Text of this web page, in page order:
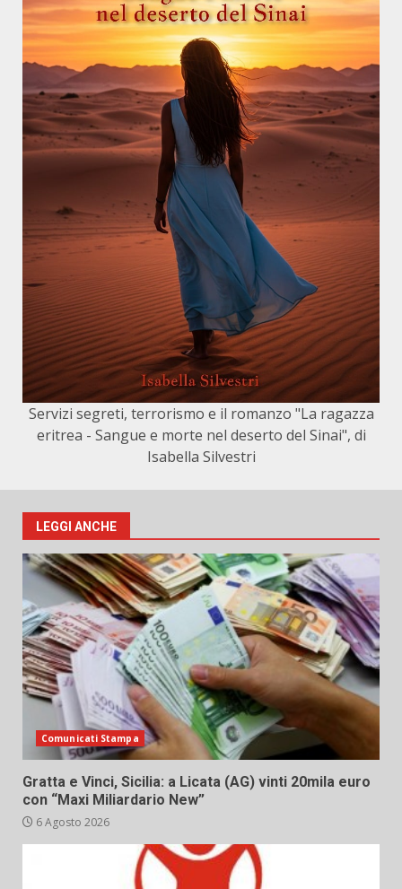
Servizi segreti, terrorismo e il romanzo "La ragazza
eritrea - Sangue e morte nel deserto del Sinai", di
Isabella Silvestri
LEGGI ANCHE
Comunicati Stampa
Gratta e Vinci, Sicilia: a Licata (AG) vinti 20mila euro
con “Maxi Miliardario New”
6 Agosto 2026